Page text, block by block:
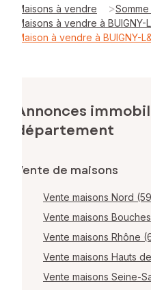
Maisons à vendre >
Maisons à vendre à BUIGNY-
Maison à vendre à BUIGNY-
Annonces
département
Vente de maisons
Vente maisons Nord
Vente maisons
Vente maisons Rhône
Vente maisons Hauts
Vente maisons Seine-